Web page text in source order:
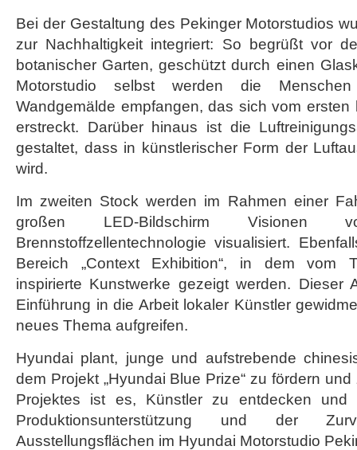
Bei der Gestaltung des Pekinger Motorstudios
zur Nachhaltigkeit integriert: So begrüßt vor
botanischer Garten, geschützt durch einen
Motorstudio selbst werden die
Wandgemälde empfangen, das sich vom
erstreckt. Darüber hinaus ist die
gestaltet, dass in künstlerischer Form der
wird.
Im zweiten Stock werden im Rahmen einer
großen LED-Bildschirm
Brennstoffzellentechnologie visualisiert.
Bereich „Context Exhibition“, in dem vom
inspirierte Kunstwerke gezeigt werden. Dieser
Einführung in die Arbeit lokaler Künstler
neues Thema aufgreifen.
Hyundai plant, junge und aufstrebende
dem Projekt „Hyundai Blue Prize“ zu fördern
Projektes ist es, Künstler zu entdecken und
Produktionsunterstützung und der
Ausstellungsflächen im Hyundai Motorstudio